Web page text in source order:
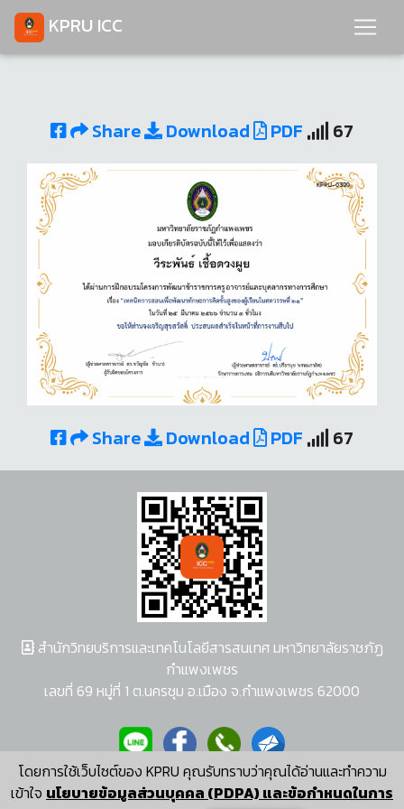
KPRU ICC
Share Download PDF 67
Share Download PDF 67
โดยการใช้เว็บไซต์ของ KPRU คุณรับทราบว่าคุณได้อ่านและทำความ
เข้าใจ นโยบายข้อมูลส่วนบุคคล (PDPA) และข้อกำหนดในการ
สำนักวิทยบริการและเทคโนโลยีสารสนเทศ มหาวิทยาลัยราชภัฏ
กำแพงเพชร
เลขที่ 69 หมู่ที่ 1 ต.นครชุม อ.เมือง จ.กำแพงเพชร 62000
ผู้พัฒนาระบบ อนุชา พวงผกา